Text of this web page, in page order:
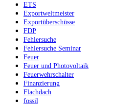
ETS
Exportweltmeister
Exportüberschüsse
FDP
Fehlersuche
Fehlersuche Seminar
Feuer
Feuer und Photovoltaik
Feuerwehrschalter
Finanzierung
Flachdach
fossil